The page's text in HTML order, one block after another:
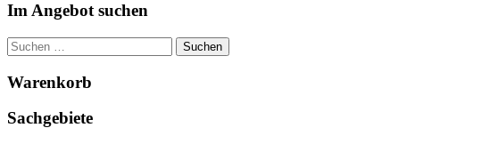
Im Angebot suchen
Suchen
nach:
Warenkorb
Sachgebiete